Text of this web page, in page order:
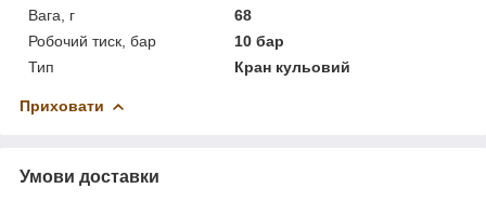
Вага, г
68
Робочий тиск, бар
10 бар
Тип
Кран кульовий
Приховати
Умови доставки